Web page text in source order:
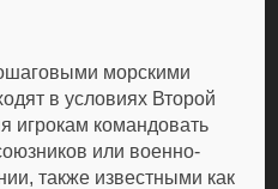
морскими
в условиях Второй
игрокам командовать
или военно-
также известными как